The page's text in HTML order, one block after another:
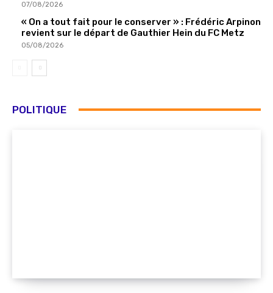
07/08/2026
« On a tout fait pour le conserver » : Frédéric Arpinon
revient sur le départ de Gauthier Hein du FC Metz
05/08/2026
POLITIQUE